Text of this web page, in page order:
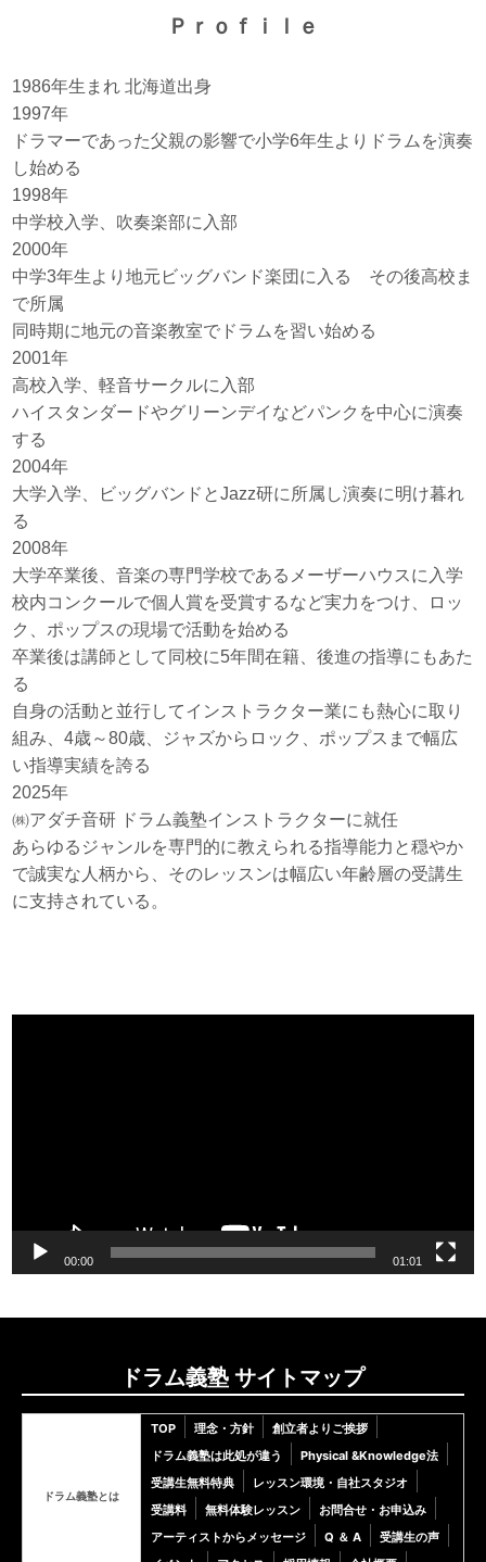
Ｐｒｏｆｉｌｅ
1986年生まれ 北海道出身
1997年
ドラマーであった父親の影響で小学6年生よりドラムを演奏
し始める
1998年
中学校入学、吹奏楽部に入部
2000年
中学3年生より地元ビッグバンド楽団に入る その後高校ま
で所属
同時期に地元の音楽教室でドラムを習い始める
2001年
高校入学、軽音サークルに入部
ハイスタンダードやグリーンデイなどパンクを中心に演奏
する
2004年
大学入学、ビッグバンドとJazz研に所属し演奏に明け暮れ
る
2008年
大学卒業後、音楽の専門学校であるメーザーハウスに入学
校内コンクールで個人賞を受賞するなど実力をつけ、ロッ
ク、ポップスの現場で活動を始める
卒業後は講師として同校に5年間在籍、後進の指導にもあた
る
自身の活動と並行してインストラクター業にも熱心に取り
組み、4歳～80歳、ジャズからロック、ポップスまで幅広
い指導実績を誇る
2025年
㈱アダチ音研 ドラム義塾インストラクターに就任
あらゆるジャンルを専門的に教えられる指導能力と穏やか
で誠実な人柄から、そのレッスンは幅広い年齢層の受講生
に支持されている。
00:00 01:01
ドラム義塾 サイトマップ
ドラム義塾とは
TOP 理念・方針
創立者よりご挨拶
ドラム義塾は此処が違う
Physical &Knowledge法
受講生無料特典
レッスン環境・自社スタジオ
受講料
無料体験レッスン
お問合せ・お申込み
アーティストからメッセージ
Q ＆ A
受講生の声